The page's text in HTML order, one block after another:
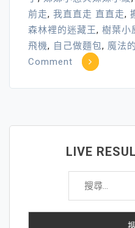
前走, 我直直走 直直走,
森林裡的迷藏王, 樹葉小
飛機, 自己做麵包, 魔法
Comment on
繪
─
平
生
LIVE
搜
關